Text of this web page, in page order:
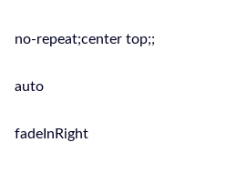
no-repeat;center top;;
auto
fadeInRight